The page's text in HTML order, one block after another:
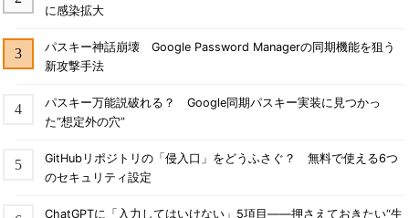
に感染拡大
パスキー神話崩壊 Google Password Managerの同期機能を狙う
新攻撃手法
パスキー万能説破れる？ Google同期パスキー実装に見つかっ
た“想定外の穴”
GitHubリポジトリの「侵入口」をどうふさぐ？ 無料で使える6つ
のセキュリティ設定
ChatGPTに「入力してはいけない」5項目――押さえておきたい“生